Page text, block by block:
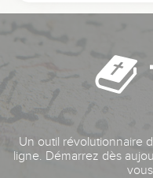
Un outil révolutionnaire
ligne. Démarrez dès